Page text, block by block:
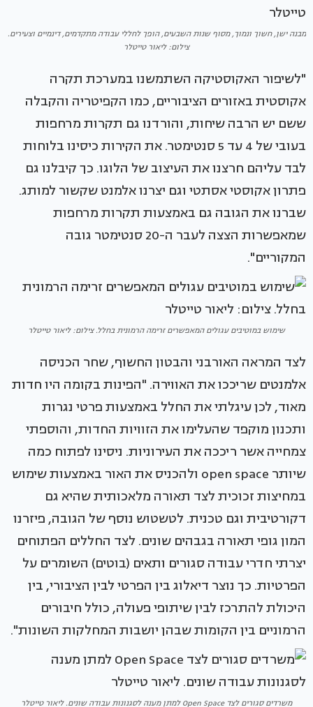
מבנה ישן, חשוך ונמוך, מסוף שנות השבעים, הופך לחללי עבודה מתקדמים, דינמיים וצעירים.
צילום: ליאור טייטלר
"לשיפור האקוסטיקה השתמשנו במערכת תקרה
אקוסטית באזורים הציבוריים, כמו הקפיטריה והקבלה
ששם יש הרבה שיחות, והורדנו גם תקרות מרחפות
בעובי של 4 עד 5 סנטימטר. את הקירות כיסינו בלוחות
לבד עליהם חרצנו את העיצוב של הלוגו. כך קיבלנו גם
פתרון אקוסטי אסתטי וגם יצרנו אלמנט שקשור למותג.
שברנו את הגובה גם באמצעות תקרות מרחפות
שמאפשרות הצצה לעבר ה-20 סנטימטר גובה
המקוריים".
שימוש במוטיבים עגולים המאפשרים זרימה הרמונית בחלל. צילום: ליאור טייטלר
לצד המראה האורבני והבטון החשוף, שחר הכניסה
אלמנטים שריככו את האווירה. "הפינות בקומה היו חדות
מאוד, לכן עיגלתי את החלל באמצעות פרטי נגרות
ותכנון מוקפד שהעלימו את הזוויות החדות, והוספתי
צמחייה אשר ריככה את העירוניות. ניסינו לפתוח כמה
שיותר open space ולהכניס את האור באמצעות שימוש
במחיצות זכוכית לצד תאורה מלאכותית שהיא גם
דקורטיבית וגם טכנית. לטשטוש נוסף של הגובה, פיזרנו
המון גופי תאורה בגבהים שונים. לצד החללים הפתוחים
יצרתי חדרי עבודה סגורים ותאים (בוטים) השומרים על
הפרטיות. כך נוצר דיאלוג בין הפרטי לבין הציבורי, בין
היכולת להתרכז לבין שיתופי פעולה, כולל חיבורים
הרמוניים בין הקומות שבהן יושבות המחלקות השונות".
משרדים סגורים לצד Open Space למתן מענה לסגנונות עבודה שונים. ליאור טייטלר